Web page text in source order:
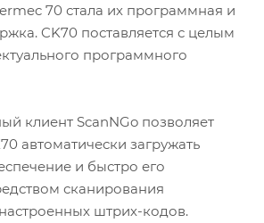
70 стала их программная и
CK70 поставляется с целым
программного
клиент ScanNGo позволяет
автоматически загружать
и быстро его
сканирования
штрих-кодов.